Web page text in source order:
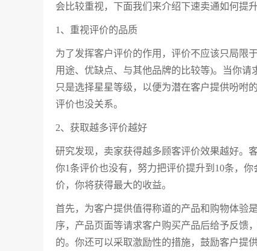
会比较重视，下面我们来介绍下速卖通如何提
1、重视评价的品质
为了发挥客户评价的作用，评价不应该只局限
用途、优缺点、与其他品牌的比较等)。当你
只是选择星星等级，以便为潜在客户提供吩咐
评价也没关系。
2、获取越多评价越好
研究发现，卖家获得越多顾客评价效果越好。
你1条评价也没有，努力把评价提升到10条，
价，你将获得最大的收益。
首先，为客户提供值得称道的产品和购物体验
序，产品页面等请求客户购买产品后给予反馈
的。你还可以采取激励性的措施，鼓励客户提